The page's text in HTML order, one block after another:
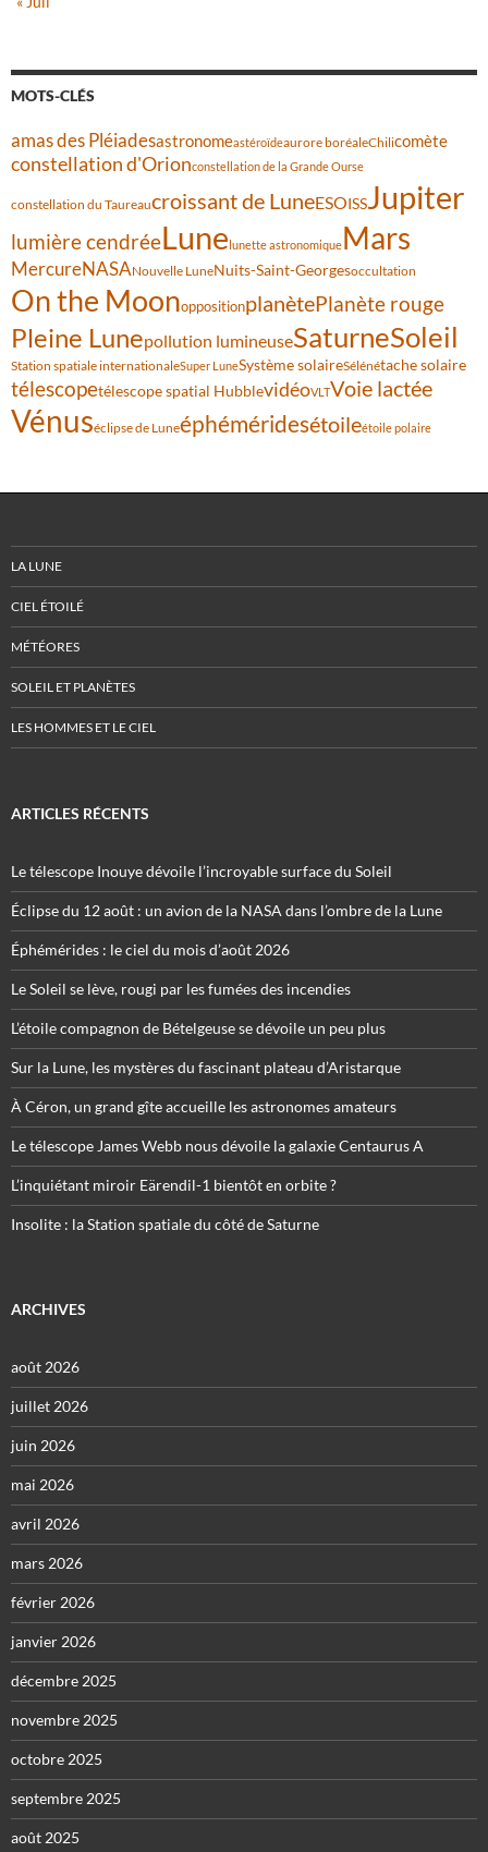
MOTS-CLÉS
amas des Pléiadesastronomeastéroïdeaurore boréaleChilicomète
constellation d'Orionconstellation de la Grande Ourse
constellation du Taureaucroissant de LuneESOISSJupiter
lumière cendréeLunelunette astronomiqueMars
MercureNASANouvelle LuneNuits-Saint-Georgesoccultation
On the MoonoppositionplanètePlanète rouge
Pleine Lunepollution lumineuseSaturneSoleil
Station spatiale internationaleSuper LuneSystème solaireSélénétache solaire
télescopetélescope spatial HubblevidéoVLTVoie lactée
Vénuséclipse de Luneéphéméridesétoileétoile polaire
LA LUNE
CIEL ÉTOILÉ
MÉTÉORES
SOLEIL ET PLANÈTES
LES HOMMES ET LE CIEL
ARTICLES RÉCENTS
Le télescope Inouye dévoile l’incroyable surface du Soleil
Éclipse du 12 août : un avion de la NASA dans l’ombre de la Lune
Éphémérides : le ciel du mois d’août 2026
Le Soleil se lève, rougi par les fumées des incendies
L’étoile compagnon de Bételgeuse se dévoile un peu plus
Sur la Lune, les mystères du fascinant plateau d’Aristarque
À Céron, un grand gîte accueille les astronomes amateurs
Le télescope James Webb nous dévoile la galaxie Centaurus A
L’inquiétant miroir Eärendil-1 bientôt en orbite ?
Insolite : la Station spatiale du côté de Saturne
ARCHIVES
août 2026
juillet 2026
juin 2026
mai 2026
avril 2026
mars 2026
février 2026
janvier 2026
décembre 2025
novembre 2025
octobre 2025
septembre 2025
août 2025